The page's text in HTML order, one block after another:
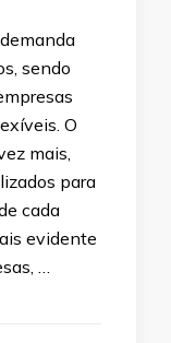
sendo
O
mais,
para
cada
evidente
…